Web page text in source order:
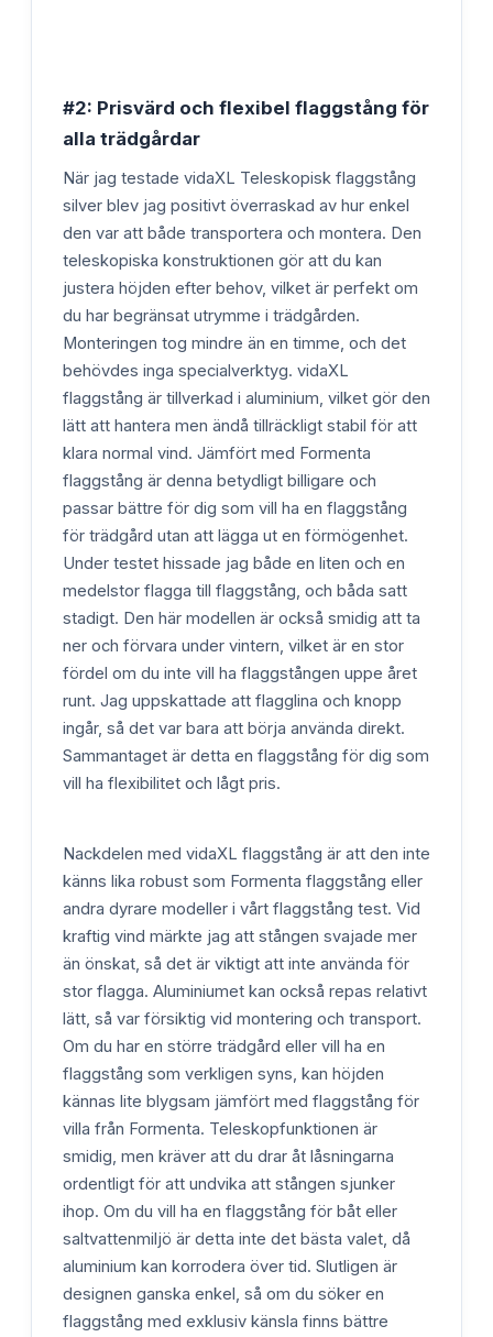
#2: Prisvärd och flexibel flaggstång för
alla trädgårdar
När jag testade vidaXL Teleskopisk flaggstång
silver blev jag positivt överraskad av hur enkel
den var att både transportera och montera. Den
teleskopiska konstruktionen gör att du kan
justera höjden efter behov, vilket är perfekt om
du har begränsat utrymme i trädgården.
Monteringen tog mindre än en timme, och det
behövdes inga specialverktyg. vidaXL
flaggstång är tillverkad i aluminium, vilket gör den
lätt att hantera men ändå tillräckligt stabil för att
klara normal vind. Jämfört med Formenta
flaggstång är denna betydligt billigare och
passar bättre för dig som vill ha en flaggstång
för trädgård utan att lägga ut en förmögenhet.
Under testet hissade jag både en liten och en
medelstor flagga till flaggstång, och båda satt
stadigt. Den här modellen är också smidig att ta
ner och förvara under vintern, vilket är en stor
fördel om du inte vill ha flaggstången uppe året
runt. Jag uppskattade att flagglina och knopp
ingår, så det var bara att börja använda direkt.
Sammantaget är detta en flaggstång för dig som
vill ha flexibilitet och lågt pris.
Nackdelen med vidaXL flaggstång är att den inte
känns lika robust som Formenta flaggstång eller
andra dyrare modeller i vårt flaggstång test. Vid
kraftig vind märkte jag att stången svajade mer
än önskat, så det är viktigt att inte använda för
stor flagga. Aluminiumet kan också repas relativt
lätt, så var försiktig vid montering och transport.
Om du har en större trädgård eller vill ha en
flaggstång som verkligen syns, kan höjden
kännas lite blygsam jämfört med flaggstång för
villa från Formenta. Teleskopfunktionen är
smidig, men kräver att du drar åt låsningarna
ordentligt för att undvika att stången sjunker
ihop. Om du vill ha en flaggstång för båt eller
saltvattenmiljö är detta inte det bästa valet, då
aluminium kan korrodera över tid. Slutligen är
designen ganska enkel, så om du söker en
flaggstång med exklusiv känsla finns bättre